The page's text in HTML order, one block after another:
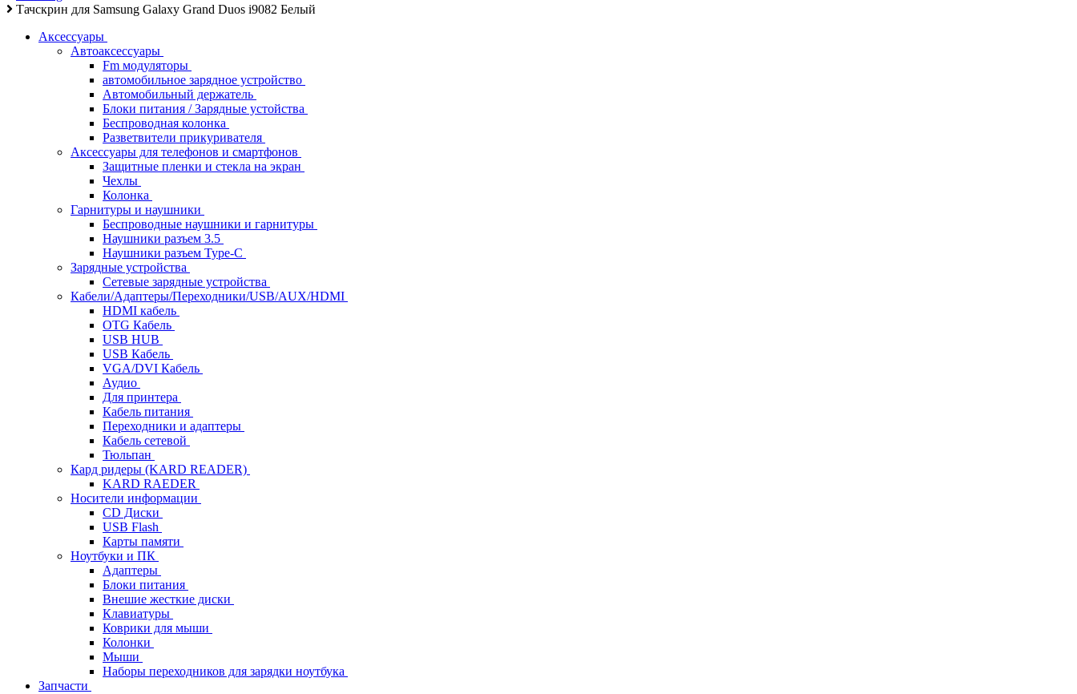
Тачскрин для Samsung Galaxy Grand Duos i9082 Белый
Аксессуары
Автоаксессуары
Fm модуляторы
автомобильное зарядное устройство
Автомобильный держатель
Блоки питания / Зарядные устойства
Беспроводная колонка
Разветвители прикуривателя
Аксессуары для телефонов и смартфонов
Защитные пленки и стекла на экран
Чехлы
Колонка
Гарнитуры и наушники
Беспроводные наушники и гарнитуры
Наушники разъем 3.5
Наушники разъем Type-C
Зарядные устройства
Сетевые зарядные устройства
Кабели/Адаптеры/Переходники/USB/AUX/HDMI
HDMI кабель
OTG Кабель
USB HUB
USB Кабель
VGA/DVI Кабель
Аудио
Для принтера
Кабель питания
Переходники и адаптеры
Кабель сетевой
Тюльпан
Кард ридеры (KARD READER)
KARD RAEDER
Носители информации
CD Диски
USB Flash
Карты памяти
Ноутбуки и ПК
Адаптеры
Блоки питания
Внешие жесткие диски
Клавиатуры
Коврики для мыши
Колонки
Мыши
Наборы переходников для зарядки ноутбука
Запчасти